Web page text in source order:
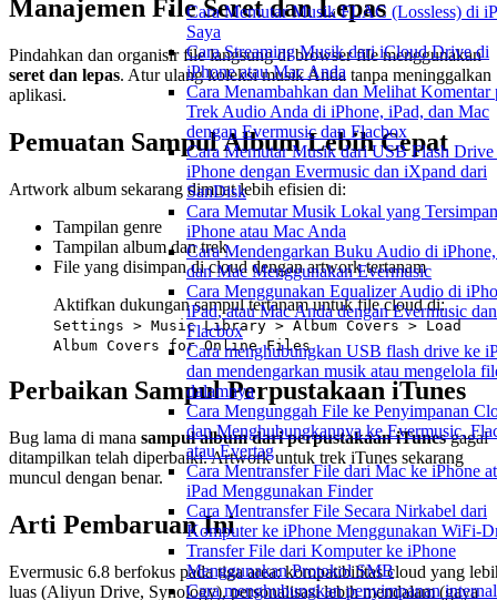
Cara Memutar Musik FLAC (Lossless) di
Saya
Cara Streaming Musik dari iCloud Drive di
iPhone atau Mac Anda
Cara Menambahkan dan Melihat Komentar
Trek Audio Anda di iPhone, iPad, dan Mac
dengan Evermusic dan Flacbox
Cara Memutar Musik dari USB Flash
iPhone dengan Evermusic dan iXpand dari
SanDisk
Cara Memutar Musik Lokal yang
iPhone atau Mac Anda
Cara Mendengarkan Buku Audio di
dan Mac Menggunakan Evermusic
Cara Menggunakan Equalizer Audio di
iPad, atau Mac Anda dengan Evermusic dan
Flacbox
Cara menghubungkan USB flash drive ke
dan mendengarkan musik atau mengelola
dalamnya
Cara Mengunggah File ke Penyimpanan
dan Menghubungkannya ke Evermusic,
atau Evertag
Cara Mentransfer File dari Mac ke iPhone
iPad Menggunakan Finder
Cara Mentransfer File Secara Nirkabel dari
Komputer ke iPhone Menggunakan WiFi-
Transfer File dari Komputer ke iPhone
Menggunakan Protokol SMB
Cara menghubungkan penyimpanan internal
Manajemen File Seret dan Lepas
Pindahkan dan organisir file langsung di browser file menggunakan
seret dan lepas. Atur ulang koleksi musik Anda tanpa meninggalkan
aplikasi.
Pemuatan Sampul Album Lebih Cepat
Artwork album sekarang dimuat lebih efisien di:
Tampilan genre
Tampilan album dan trek
File yang disimpan di cloud dengan artwork tertanam
Aktifkan dukungan sampul tertanam untuk file cloud di:
Settings > Music Library > Album Covers > Load
Album Covers for Online Files
Perbaikan Sampul Perpustakaan iTunes
Bug lama di mana sampul album dari perpustakaan iTunesgagal
ditampilkan telah diperbaiki. Artwork untuk trek iTunes sekarang
muncul dengan benar.
Arti Pembaruan Ini
Evermusic 6.8 berfokus pada tiga area: kompatibilitas cloud yang
luas (Aliyun Drive, Synology), personalisasi lebih mendalam (gaya